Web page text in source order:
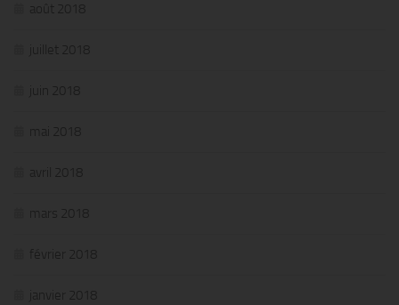
août 2018
juillet 2018
juin 2018
mai 2018
avril 2018
mars 2018
février 2018
janvier 2018